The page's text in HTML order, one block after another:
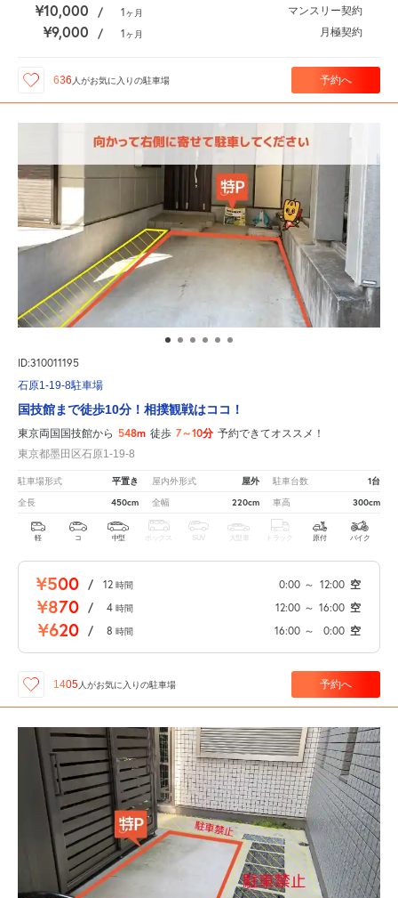
¥10,000 / 1ヶ月 マンスリー契約
¥9,000 / 1ヶ月 月極契約
636 人がお気に入りの駐車場 予約へ
ID:310011195
石原1-19-8駐車場
国技館まで徒歩10分！相撲観戦はココ！
東京両国国技館から 548m 徒歩 7～10分 予約できてオススメ！
東京都墨田区石原1-19-8
駐車場形式 平置き 屋内外形式 屋外 駐車台数 1台
全長 450cm 全幅 220cm 車高 300cm
軽 コ 中型 ボックス SUV 大型車 トラック 原付 バイク
¥500 / 12 時間 0:00 ～ 12:00 空
¥870 / 4 時間 12:00 ～ 16:00 空
¥620 / 8 時間 16:00 ～ 0:00 空
1405 人がお気に入りの駐車場 予約へ